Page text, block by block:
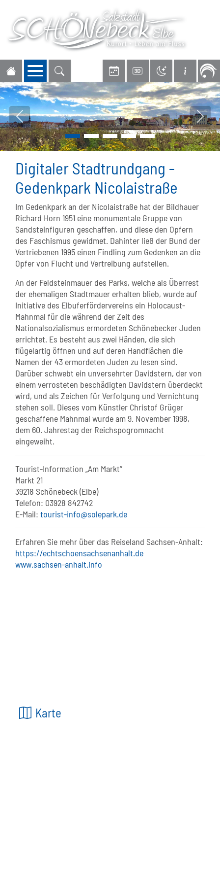
Navigation öffnen
Vorheriges Bild
Digitaler Stadtrundgang -
Gedenkpark Nicolaistraße
Im Gedenkpark an der Nicolaistraße hat der Bildhauer
Richard Horn 1951 eine monumentale Gruppe von
Sandsteinfiguren geschaffen, und diese den Opfern
des Faschismus gewidmet. Dahinter ließ der Bund der
Vertriebenen 1995 einen Findling zum Gedenken an die
Opfer von Flucht und Vertreibung aufstellen.
An der Feldsteinmauer des Parks, welche als Überrest
der ehemaligen Stadtmauer erhalten blieb, wurde auf
Initiative des Elbuferfördervereins ein Holocaust-
Mahnmal für die während der Zeit des
Nationalsozialismus ermordeten Schönebecker Juden
errichtet. Es besteht aus zwei Händen, die sich
flügelartig öffnen und auf deren Handflächen die
Namen der 43 ermordeten Juden zu lesen sind.
Darüber schwebt ein unversehrter Davidstern, der von
einem verrosteten beschädigten Davidstern überdeckt
wird, und als Zeichen für Verfolgung und Vernichtung
stehen soll. Dieses vom Künstler Christof Grüger
geschaffene Mahnmal wurde am 9. November 1998,
dem 60. Jahrestag der Reichspogromnacht
eingeweiht.
Tourist-Information „Am Markt“
Markt 21
39218 Schönebeck (Elbe)
Telefon: 03928 842742
E-Mail: tourist-info@solepark.de
Erfahren Sie mehr über das Reiseland Sachsen-Anhalt:
https://echtschoensachsenanhalt.de
www.sachsen-anhalt.info
Karte